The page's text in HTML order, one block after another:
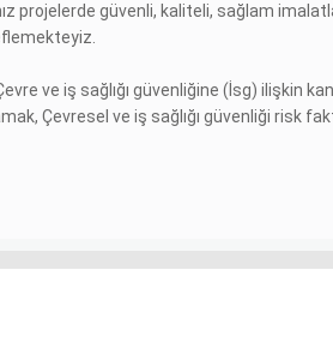
projelerde güvenli, kaliteli, sağlam
ve iş sağlığı güvenliğine (İsg) ilişkin
Çevresel ve iş sağlığı güvenliği risk